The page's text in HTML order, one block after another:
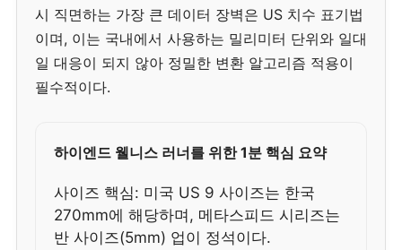
시 직면하는 가장 큰 데이터 장벽은 US 치수 표기법
이며, 이는 국내에서 사용하는 밀리미터 단위와 일대
일 대응이 되지 않아 정밀한 변환 알고리즘 적용이
필수적이다.
하이엔드 웰니스 러너를 위한 1분 핵심 요약
사이즈 핵심: 미국 US 9 사이즈는 한국
270mm에 해당하며, 메타스피드 시리즈는
반 사이즈(5mm) 업이 정석이다.